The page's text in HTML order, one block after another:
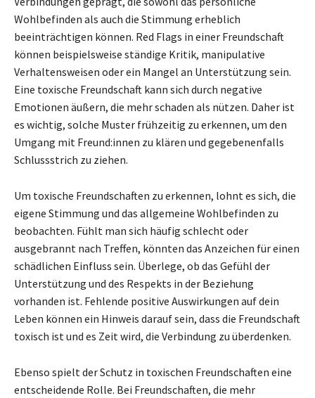
Wohlbefinden als auch die Stimmung erheblich
beeinträchtigen können. Red Flags in einer Freundschaft
können beispielsweise ständige Kritik, manipulative
Verhaltensweisen oder ein Mangel an Unterstützung sein.
Eine toxische Freundschaft kann sich durch negative
Emotionen äußern, die mehr schaden als nützen. Daher ist
es wichtig, solche Muster frühzeitig zu erkennen, um den
Umgang mit Freund:innen zu klären und gegebenenfalls
Schlussstrich zu ziehen.
Um toxische Freundschaften zu erkennen, lohnt es sich, die
eigene Stimmung und das allgemeine Wohlbefinden zu
beobachten. Fühlt man sich häufig schlecht oder
ausgebrannt nach Treffen, könnten das Anzeichen für einen
schädlichen Einfluss sein. Überlege, ob das Gefühl der
Unterstützung und des Respekts in der Beziehung
vorhanden ist. Fehlende positive Auswirkungen auf dein
Leben können ein Hinweis darauf sein, dass die Freundschaft
toxisch ist und es Zeit wird, die Verbindung zu überdenken.
Ebenso spielt der Schutz in toxischen Freundschaften eine
entscheidende Rolle. Bei Freundschaften, die mehr